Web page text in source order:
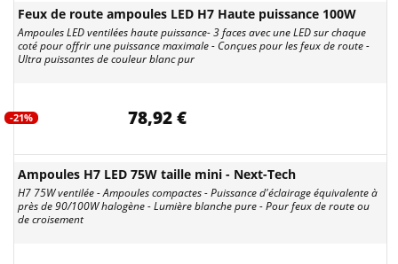
Feux de route ampoules LED H7 Haute puissance 100W
Ampoules LED ventilées haute puissance- 3 faces avec une LED sur chaque
coté pour offrir une puissance maximale - Conçues pour les feux de route -
Ultra puissantes de couleur blanc pur
-21% 78,92 €
Ampoules H7 LED 75W taille mini - Next-Tech
H7 75W ventilée - Ampoules compactes - Puissance d'éclairage équivalente à
près de 90/100W halogène - Lumière blanche pure - Pour feux de route ou
de croisement